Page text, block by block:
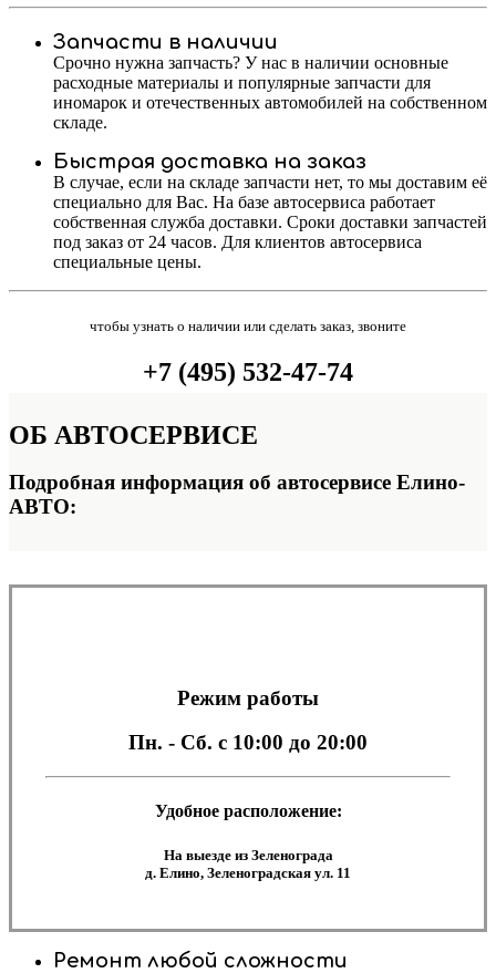
Запчасти в наличии
Срочно нужна запчасть? У нас в наличии основные
расходные материалы и популярные запчасти для
иномарок и отечественных автомобилей на собственном
складе.
Быстрая доставка на заказ
В случае, если на складе запчасти нет, то мы доставим её
специально для Вас. На базе автосервиса работает
собственная служба доставки. Сроки доставки запчастей
под заказ от 24 часов. Для клиентов автосервиса
специальные цены.
чтобы узнать о наличии или сделать заказ, звоните
+7 (495) 532-47-74
ОБ АВТОСЕРВИСЕ
Подробная информация об автосервисе Елино-
АВТО:
Режим работы
Пн. - Сб. с 10:00 до 20:00
Удобное расположение:
На выезде из Зеленограда
д. Елино, Зеленоградская ул. 11
Ремонт любой сложности